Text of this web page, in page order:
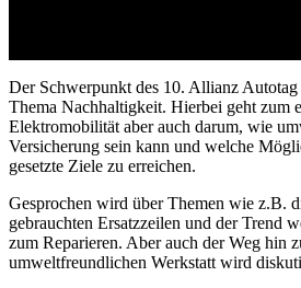
Der Schwerpunkt des 10. Allianz
Thema Nachhaltigkeit. Hierbei geht zum
Elektromobilität aber auch darum, wie
Versicherung sein kann und welche
gesetzte Ziele zu erreichen.
Gesprochen wird über Themen wie z.B.
gebrauchten Ersatzzeilen und der Trend
zum Reparieren. Aber auch der Weg hin
umweltfreundlichen Werkstatt wird